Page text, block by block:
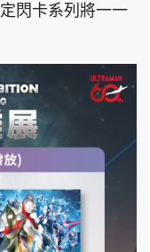
閃卡系列將一一